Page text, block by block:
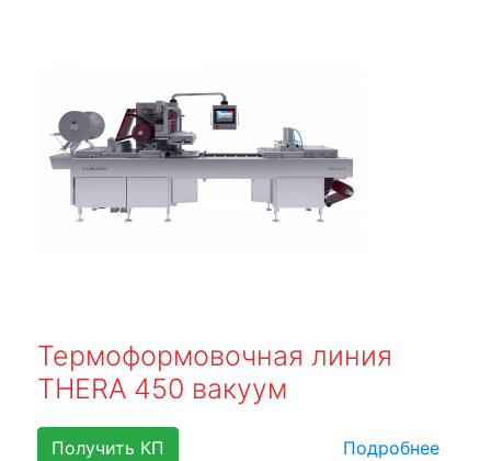
Термоформовочная линия
THERA 450 вакуум
Получить КП Подробнее